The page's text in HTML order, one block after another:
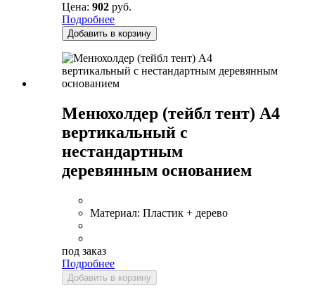
Цена: 902 руб.
Подробнее
Добавить в корзину
Менюхолдер (тейбл тент) А4
вертикальный с
нестандартным
деревянным основанием
Материал: Пластик + дерево
под заказ
Подробнее
Добавить в корзину